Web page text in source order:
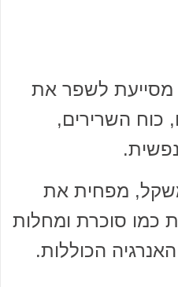
מסייעת לשפר את
כוח השרירים,
משקל, מפחית את
כמו סוכרת ומחלות
הכוללות.